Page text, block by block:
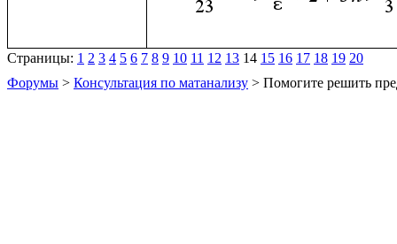
Страницы: 1 2 3 4 5 6 7 8 9 10 11 12 13 14 15 16 17 18 19 20
Форумы > Консультация по матанализу > Помогите решить